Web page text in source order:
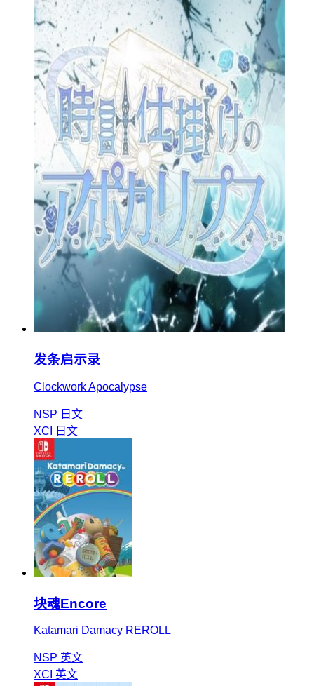
发条启示录
Clockwork Apocalypse
NSP 日文
XCI
日文
块魂Encore
Katamari Damacy REROLL
NSP 英文
XCI 英文